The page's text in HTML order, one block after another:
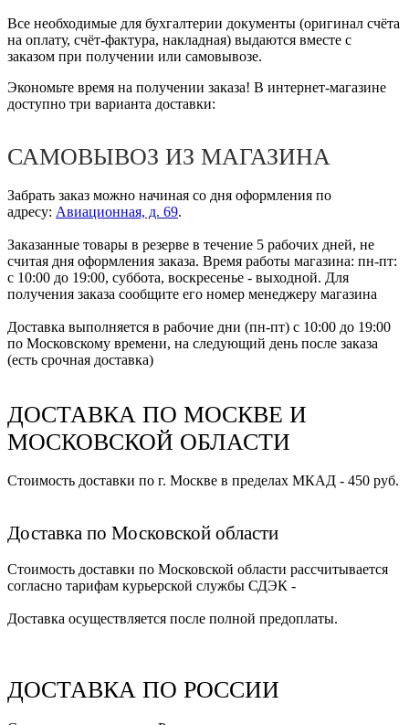
Все необходимые для бухгалтерии документы (оригинал счёта
на оплату, счёт-фактура, накладная) выдаются вместе с
заказом при получении или самовывозе.
Экономьте время на получении заказа! В интернет-магазине
доступно три варианта доставки:
САМОВЫВОЗ ИЗ МАГАЗИНА
Забрать заказ можно начиная со дня оформления по
адресу: Авиационная, д. 69.
Заказанные товары в резерве в течение 5 рабочих дней, не
считая дня оформления заказа. Время работы магазина: пн-пт:
с 10:00 до 19:00, суббота, воскресенье - выходной. Для
получения заказа сообщите его номер менеджеру магазина
Доставка выполняется в рабочие дни (пн-пт) с 10:00 до 19:00
по Московскому времени, на следующий день после заказа
(есть срочная доставка)
ДОСТАВКА ПО МОСКВЕ И
МОСКОВСКОЙ ОБЛАСТИ
Стоимость доставки по г. Москве в пределах МКАД - 450 руб.
Доставка по Московской области
Стоимость доставки по Московской области рассчитывается
согласно тарифам курьерской службы СДЭК -
Доставка осуществляется после полной предоплаты.
ДОСТАВКА ПО РОССИИ